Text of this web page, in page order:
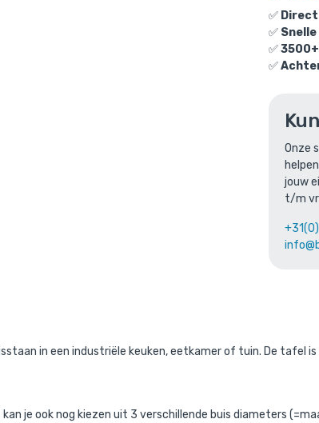
✅
✅
✅3500+
✅
Onze
jouw
t/m
in een industriële keuken, eetkamer of tuin. De tafel
je ook nog kiezen uit 3 verschillende buis diameters
is
Tafel Birmingham: L / 42,4mm